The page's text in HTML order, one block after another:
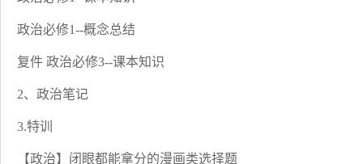
政治必修1--概念总结
复件 政治必修3--课本知识
2、政治笔记
3.特训
【政治】闭眼都能拿分的漫画类选择题